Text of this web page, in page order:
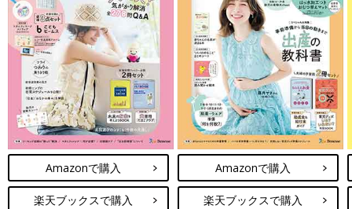
Amazonで購入
楽天ブックスで購入
Amazonで購入
楽天ブックスで購入